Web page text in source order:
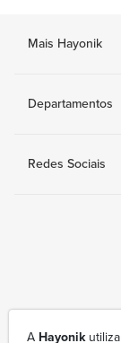
Mais Hayonik
Departamentos
Redes Sociais
A Hayonikutiliza